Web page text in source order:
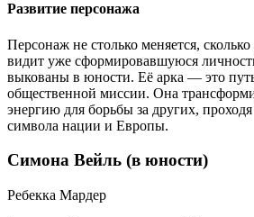
Развитие персонажа
Персонаж не столько меняется,
видит уже сформировавшуюся
выкованы в юности. Её арка — это
общественной миссии. Она
энергию для борьбы за других,
символа нации и Европы.
Симона Вейль (в юности)
Ребекка Мардер